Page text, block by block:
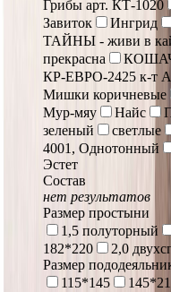
Грибы арт. КТ-1020
Завиток
Ингрид
ТАЙНЫ - живи в
прекрасна
КР-ЕВРО-2425 к-т
Мишки коричневые
Мур-мяу
Найс
зеленый
светлые
4001, Однотонный
Эстет
Состав
нет результатов
Размер простыни
1,5 полуторный
182*220
2,0
Размер
115*145